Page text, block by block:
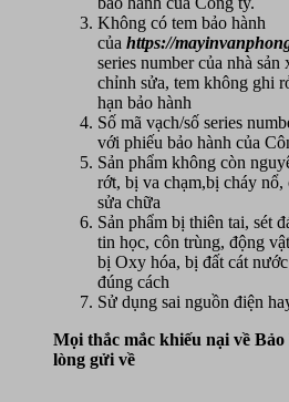
Không có tem bảo hành
của https://
series number của nhà
chỉnh sửa, tem không ghi
hạn bảo hành
Số mã vạch/số series
với phiếu bảo hành của
Sản phẩm không còn
rớt, bị va chạm,bị cháy
sửa chữa
Sản phẩm bị thiên tai, sét
tin học, côn trùng, động
bị Oxy hóa, bị đất cát
đúng cách
Sử dụng sai nguồn điện
Mọi thắc mắc khiếu nại về
lòng gửi về